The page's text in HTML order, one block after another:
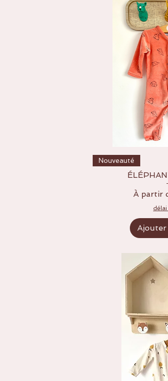
Nouveauté
À partir
Prix
Ajouter